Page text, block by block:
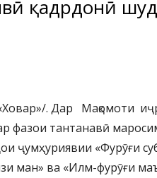
қадрдонӣ
. Дар Мақомоти
фазои тантанавӣ
ҷумҳуриявии «Фурӯғи
ман» ва «Илм-фурӯғи